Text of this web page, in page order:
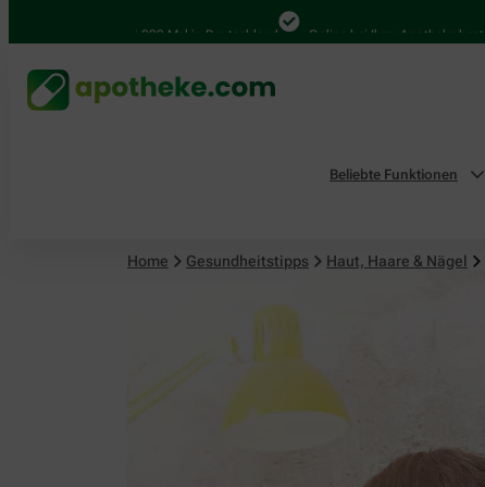
4.000 Mal in Deutschland Online bei Ihrer Apotheke bestellen
Beliebte Funktionen
Home Gesundheitstipps Haut, Haare & Nägel
Haut, Haare & Nägel